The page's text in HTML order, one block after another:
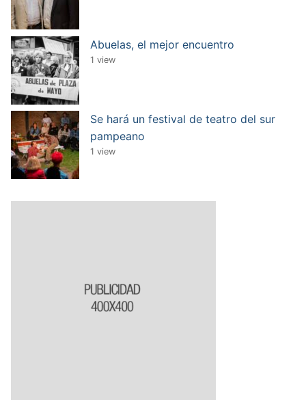
Abuelas, el mejor encuentro
1 view
Se hará un festival de teatro del sur
pampeano
1 view